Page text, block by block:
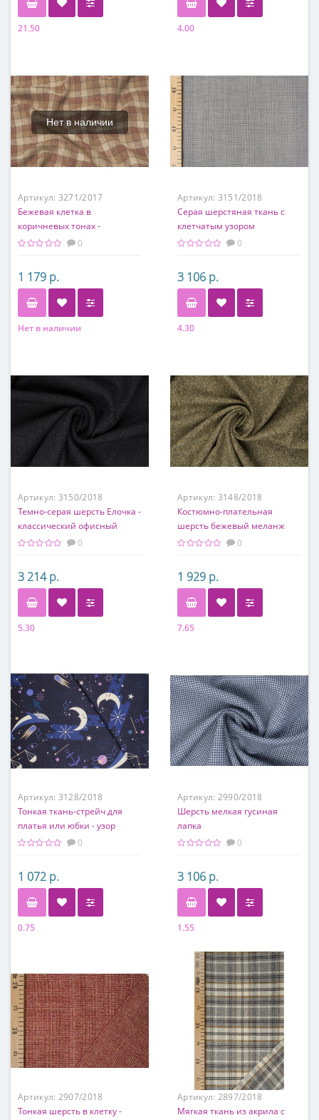
21.50
4.00
Нет в наличии
Артикул: 3271/2017
Бежевая клетка в
коричневых тонах -
костюмная ткань на основе
0
1 179 р.
Нет в наличии
Артикул: 3151/2018
Серая шерстяная ткань с
клетчатым узором
0
3 106 р.
4.30
Артикул: 3150/2018
Темно-серая шерсть Елочка -
классический офисный
вариант костюмной ткани
0
3 214 р.
5.30
Артикул: 3148/2018
Костюмно-плательная
шерсть бежевый меланж
0
1 929 р.
7.65
Артикул: 3128/2018
Тонкая ткань-стрейч для
платья или юбки - узор
звездное небо0
1 072 р.
0.75
Артикул: 2990/2018
Шерсть мелкая гусиная
лапка
0
3 106 р.
1.55
100% шерсть
Артикул: 2907/2018
Тонкая шерсть в клетку -
Артикул: 2897/2018
Мягкая ткань из акрила с